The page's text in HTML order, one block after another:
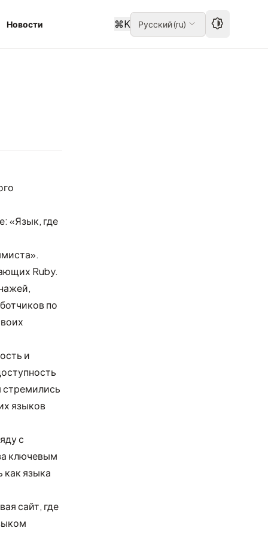
Новости ⌘K Русский(ru)
«Язык, где
Ruby.
по
и
стремились
языков
с
ключевым
как языка
сайт, где